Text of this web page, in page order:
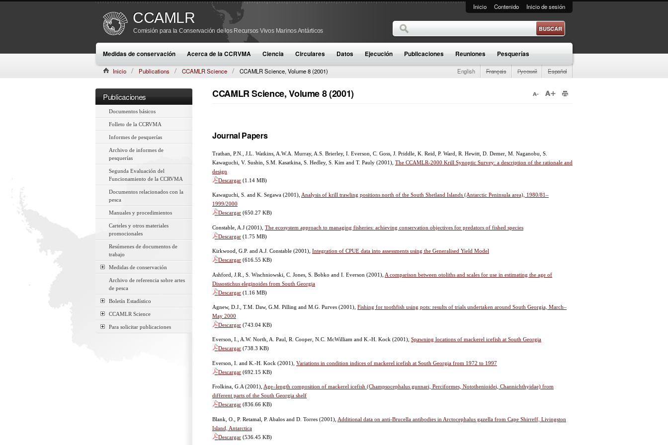
CCAMLR
Comisión para la Conservación de los Recursos Vivos Marinos Antárticos
Inicio Contenido Inicio de sesión
Formulario de búsqueda
Buscar
Medidas de conservación Acerca de la CCRVMA Ciencia Circulares Datos Ejecución Publicaciones Reuniones Pesquerías
English Français Русский Español
Inicio Publications CCAMLR Science CCAMLR Science, Volume 8 (2001)
Publicaciones
Documentos básicos
Folleto de la CCRVMA
Informes de pesquerías
Archivo de informes de
pesquerías
Segunda Evaluación del
Funcionamiento de la CCRVMA
Documentos relacionados con la
pesca
Manuales y procedimientos
Carteles y otros materiales
promocionales
Resúmenes de documentos de
trabajo
Medidas de conservación
Archivo de referencia sobre artes
de pesca
Boletín Estadístico
CCAMLR Science
Para solicitar publicaciones
CCAMLR Science, Volume 8 (2001)
Journal Papers
Trathan, P.N., J.L. Watkins, A.W.A. Murray, A.S. Brierley, I. Everson, C. Goss, J. Priddle, K. Reid, P. Ward, R. Hewitt, D. Demer, M. Naganobu, S.
Kawaguchi, V. Sushin, S.M. Kasatkina, S. Hedley, S. Kim and T. Pauly (2001), The CCAMLR-2000 Krill Synoptic Survey: a description of the rationale and
design
Descargar (1.14 MB)
Kawaguchi, S. and K. Segawa (2001), Analysis of krill trawling positions north of the South Shetland Islands (Antarctic Peninsula area), 1980/81–
1999/2000
Descargar (650.27 KB)
Constable, A.J (2001), The ecosystem approach to managing fisheries: achieving conservation objectives for predators of fished species
Descargar (1.75 MB)
Kirkwood, G.P. and A.J. Constable (2001), Integration of CPUE data into assessments using the Generalised Yield Model
Descargar (616.55 KB)
Ashford, J.R., S. Wischniowski, C. Jones, S. Bobko and I. Everson (2001), A comparison between otoliths and scales for use in estimating the age of
Dissostichus eleginoides from South Georgia
Descargar (1.16 MB)
Agnew, D.J., T.M. Daw, G.M. Pilling and M.G. Purves (2001), Fishing for toothfish using pots: results of trials undertaken around South Georgia, March–
May 2000
Descargar (743.04 KB)
Everson, I., A.W. North, A. Paul, R. Cooper, N.C. McWilliam and K.-H. Kock (2001), Spawning locations of mackerel icefish at South Georgia
Descargar (738.3 KB)
Everson, I. and K.-H. Kock (2001), Variations in condition indices of mackerel icefish at South Georgia from 1972 to 1997
Descargar (692.15 KB)
Frolkina, G.A (2001), Age–length composition of mackerel icefish (Champsocephalus gunnari, Perciformes, Notothenioidei, Channichthyidae) from
different parts of the South Georgia shelf
Descargar (836.66 KB)
Blank, O., P. Retamal, P. Abalos and D. Torres (2001), Additional data on anti-Brucella antibodies in Arctocephalus gazella from Cape Shirreff, Livingston
Island, Antarctica
Descargar (536.45 KB)